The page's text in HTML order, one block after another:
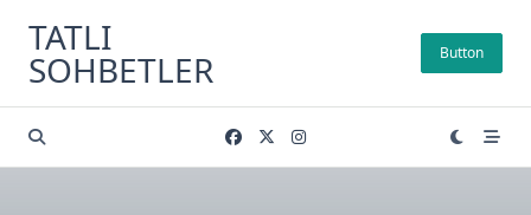
content
TATLI
SOHBETLER Button